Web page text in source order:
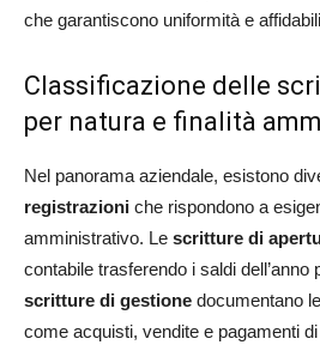
che garantiscono uniformità e
Classificazione delle
per natura e finalità
Nel panorama aziendale, esistono
registrazioni che rispondono a
amministrativo. Le scritture di
contabile trasferendo i saldi dell’anno
scritture di gestione documentano
come acquisti, vendite e pagamenti